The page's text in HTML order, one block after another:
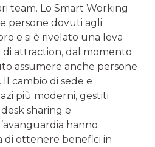
team. Lo Smart Working
persone dovuti agli
e si è rivelato una leva
attraction, dal momento
assumere anche persone
cambio di sede e
più moderni, gestiti
sharing e
hanno
di ottenere benefici in